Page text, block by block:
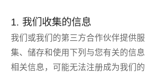
1. 我们收集的信息
我们或我们的第三方合作伙伴提供
集、储存和使用下列与您有关的信
相关信息，可能无法注册成为我们